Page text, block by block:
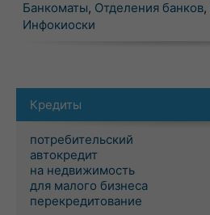
Банкоматы, Отделения банков,
Инфокиоски
Кредиты
потребительский
автокредит
на недвижимость
для малого бизнеса
перекредитование